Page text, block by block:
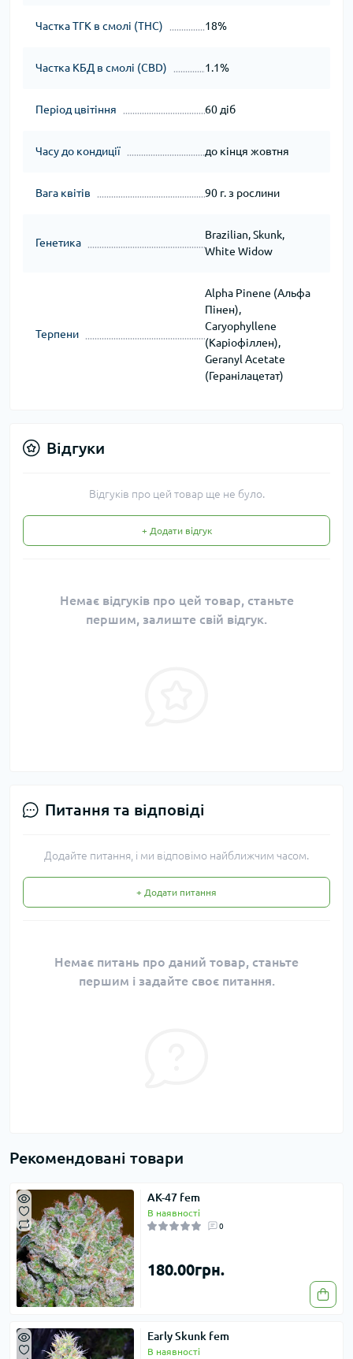
Частка ТГК в смолі (THC) 18%
Частка КБД в смолі (CBD) 1.1%
Період цвітіння 60 діб
Часу до кондиції до кінця жовтня
Вага квітів 90 г. з рослини
Генетика
Brazilian, Skunk,
White Widow
Терпени
Alpha Pinene (Альфа
Пінен),
Caryophyllene
(Каріофіллен),
Geranyl Acetate
(Геранілацетат)
Відгуки
Відгуків про цей товар ще не було.
+ Додати відгук
Немає відгуків про цей товар, станьте
першим, залиште свій відгук.
Питання та відповіді
Додайте питання, і ми відповімо найближчим часом.
+ Додати питання
Немає питань про даний товар, станьте
першим і задайте своє питання.
Рекомендовані товари
AK-47 fem
В наявності
0
180.00грн.
Early Skunk fem
В наявності